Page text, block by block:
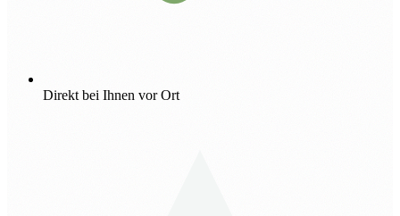
Direkt bei Ihnen vor Ort